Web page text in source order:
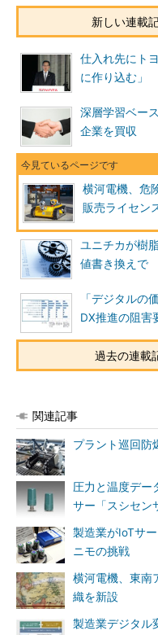
新しい連載
仕入れ先にト
に作り込む」
深層学習ベー
企業を買収
横河電機、危
販売ライセン
ユニチカが樹
値書き換えで
「デジタルの
DX推進の阻害
過去の連載
関連記事
プラント巡回防
圧力と温度デー
サー「スシセン
製造業がIoTサ
ニモの挑戦
横河電機、東南
織を新設
製造業デジタル